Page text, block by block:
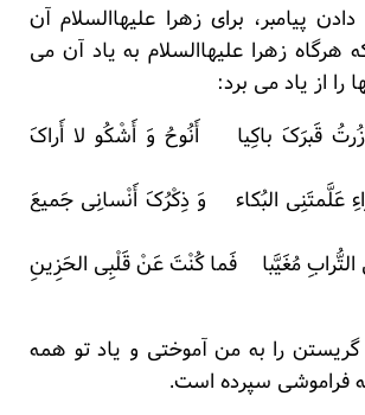
پیامبر، برای زهرا علیهاالسلام آن
زهرا علیهاالسلام به یاد آن می
را از یاد می برد:
قَبرَکَ باکِیا أَنُوحُ وَ أَشْکُو لا أَراکَ
عَلَّمتَنِی البُکاء وَ ذِکْرُکَ أَنْسانِی جَمیعَ
مُغَیَّبا فَما کُنْتَ عَنْ قَلْبِی الحَزِینِ
را به من آموختی و یاد تو همه
فراموشی سپرده است.